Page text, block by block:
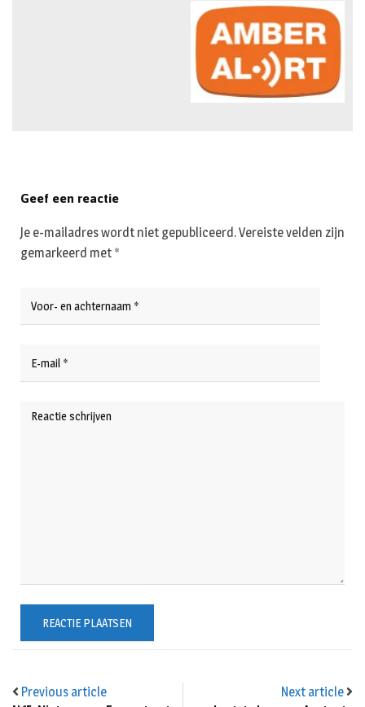
Previous article Next article
Geef een reactie
Je e-mailadres wordt niet gepubliceerd.Vereiste velden zijn
gemarkeerd met *